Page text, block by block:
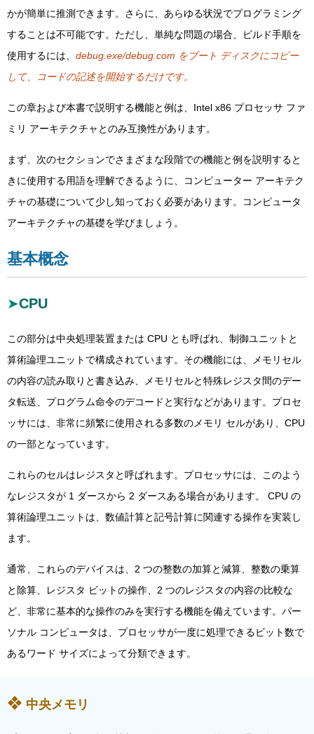
かが簡単に推測できます。さらに、あらゆる状況でプログラミング
することは不可能です。ただし、単純な問題の場合、ビルド手順を
使用するには、 debug.exe/debug.com をブート ディスクにコピー
して、コードの記述を開始するだけです。
この章および本書で説明する機能と例は、Intel x86 プロセッサ ファ
ミリ アーキテクチャとのみ互換性があります。
まず、次のセクションでさまざまな段階での機能と例を説明すると
きに使用する用語を理解できるように、コンピューター アーキテク
チャの基礎について少し知っておく必要があります。コンピュータ
アーキテクチャの基礎を学びましょう。
基本概念
CPU
この部分は中央処理装置または CPU とも呼ばれ、制御ユニットと
算術論理ユニットで構成されています。その機能には、メモリセル
の内容の読み取りと書き込み、メモリセルと特殊レジスタ間のデー
タ転送、プログラム命令のデコードと実行などがあります。プロセ
ッサには、非常に頻繁に使用される多数のメモリ セルがあり、CPU
の一部となっています。
これらのセルはレジスタと呼ばれます。プロセッサには、このよう
なレジスタが 1 ダースから 2 ダースある場合があります。 CPU の
算術論理ユニットは、数値計算と記号計算に関連する操作を実装し
ます。
通常、これらのデバイスは、2 つの整数の加算と減算、整数の乗算
と除算、レジスタ ビットの操作、2 つのレジスタの内容の比較な
ど、非常に基本的な操作のみを実行する機能を備えています。パー
ソナル コンピュータは、プロセッサが一度に処理できるビット数で
あるワード サイズによって分類できます。
中央メモリ